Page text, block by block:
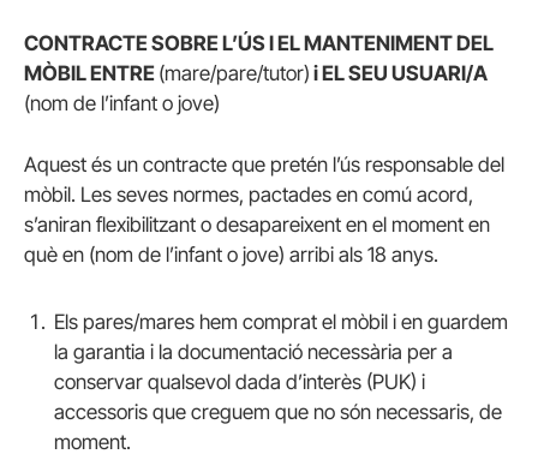
CONTRACTE SOBRE L’ÚS I EL MANTENIMENT DEL
MÒBIL ENTRE (mare/pare/tutor) i EL SEU USUARI/A
(nom de l’infant o jove)
Aquest és un contracte que pretén l’ús responsable del
mòbil. Les seves normes, pactades en comú acord,
s’aniran flexibilitzant o desapareixent en el moment en
què en (nom de l’infant o jove) arribi als 18 anys.
Els pares/mares hem comprat el mòbil i en guardem
la garantia i la documentació necessària per a
conservar qualsevol dada d’interès (PUK) i
accessoris que creguem que no són necessaris, de
moment.